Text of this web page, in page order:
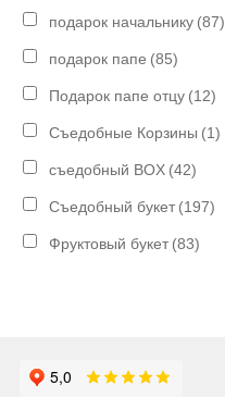
подарок начальнику (87)
подарок папе (85)
Подарок папе отцу (12)
Съедобные Корзины (1)
съедобный BOX (42)
Съедобный букет (197)
Фруктовый букет (83)